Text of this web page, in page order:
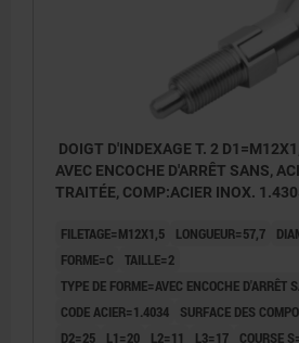
DOIGT D'INDEXAGE T. 2
AVEC ENCOCHE D'ARRÊT SANS,
TRAITÉE, COMP:ACIER INOX.
FILETAGE=M12X1,5 LONGUEUR=57,7
FORME=C
TAILLE=2
TYPE DE FORME=AVEC ENCOCHE D'ARRÊT
CODE ACIER=1.4034
SURFACE DES
D2=25
L1=20 L2=11 L3=17 COURSE